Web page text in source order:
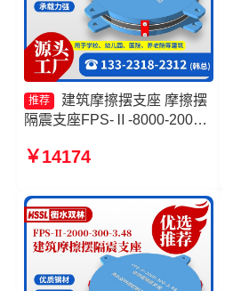
推荐
建筑摩擦摆支座 摩擦摆
隔震支座FPS-Ⅱ-8000-200生
生产厂家 摩擦摆减隔震支座源
￥14174